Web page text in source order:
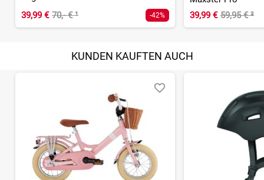
39,99 € 70,- €¹ -42%
39,99 € 59,95 €²
KUNDEN KAUFTEN AUCH